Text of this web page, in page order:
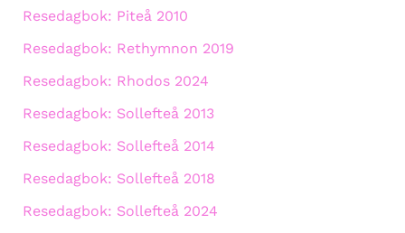
Resedagbok: Piteå 2010
Resedagbok: Rethymnon 2019
Resedagbok: Rhodos 2024
Resedagbok: Sollefteå 2013
Resedagbok: Sollefteå 2014
Resedagbok: Sollefteå 2018
Resedagbok: Sollefteå 2024